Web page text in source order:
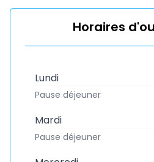
Horaires
Lundi
Pause déjeuner
Mardi
Pause déjeuner